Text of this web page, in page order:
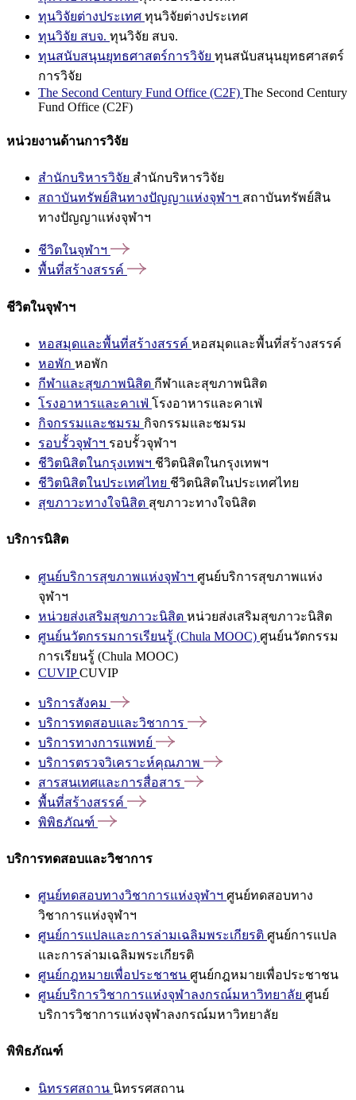
ทุนวิจัยต่างประเทศ ทุนวิจัยต่างประเทศ
ทุนวิจัย สบจ. ทุนวิจัย สบจ.
ทุนสนับสนุนยุทธศาสตร์การวิจัย ทุนสนับสนุนยุทธศาสตร์
การวิจัย
The Second Century Fund Office (C2F) The Second Century
Fund Office (C2F)
หน่วยงานด้านการวิจัย
สำนักบริหารวิจัย สำนักบริหารวิจัย
สถาบันทรัพย์สินทางปัญญาแห่งจุฬาฯ สถาบันทรัพย์สิน
ทางปัญญาแห่งจุฬาฯ
ชีวิตในจุฬาฯ
พื้นที่สร้างสรรค์
ชีวิตในจุฬาฯ
หอสมุดและพื้นที่สร้างสรรค์ หอสมุดและพื้นที่สร้างสรรค์
หอพัก หอพัก
กีฬาและสุขภาพนิสิต กีฬาและสุขภาพนิสิต
โรงอาหารและคาเฟ่ โรงอาหารและคาเฟ่
กิจกรรมและชมรม กิจกรรมและชมรม
รอบรั้วจุฬาฯ รอบรั้วจุฬาฯ
ชีวิตนิสิตในกรุงเทพฯ ชีวิตนิสิตในกรุงเทพฯ
ชีวิตนิสิตในประเทศไทย ชีวิตนิสิตในประเทศไทย
สุขภาวะทางใจนิสิต สุขภาวะทางใจนิสิต
บริการนิสิต
ศูนย์บริการสุขภาพแห่งจุฬาฯ ศูนย์บริการสุขภาพแห่ง
จุฬาฯ
หน่วยส่งเสริมสุขภาวะนิสิต หน่วยส่งเสริมสุขภาวะนิสิต
ศูนย์นวัตกรรมการเรียนรู้ (Chula MOOC) ศูนย์นวัตกรรม
การเรียนรู้ (Chula MOOC)
CUVIPCUVIP
บริการสังคม
บริการทดสอบและวิชาการ
บริการทางการแพทย์
บริการตรวจวิเคราะห์คุณภาพ
สารสนเทศและการสื่อสาร
พื้นที่สร้างสรรค์
พิพิธภัณฑ์
บริการทดสอบและวิชาการ
ศูนย์ทดสอบทางวิชาการแห่งจุฬาฯ ศูนย์ทดสอบทาง
วิชาการแห่งจุฬาฯ
ศูนย์การแปลและการล่ามเฉลิมพระเกียรติ ศูนย์การแปล
และการล่ามเฉลิมพระเกียรติ
ศูนย์กฎหมายเพื่อประชาชน ศูนย์กฎหมายเพื่อประชาชน
ศูนย์บริการวิชาการแห่งจุฬาลงกรณ์มหาวิทยาลัย ศูนย์
บริการวิชาการแห่งจุฬาลงกรณ์มหาวิทยาลัย
พิพิธภัณฑ์
นิทรรศสถาน นิทรรศสถาน